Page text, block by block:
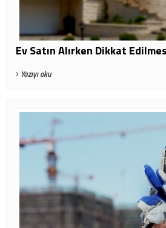
Ev Satın Alırken Dikkat
Yazıyı oku